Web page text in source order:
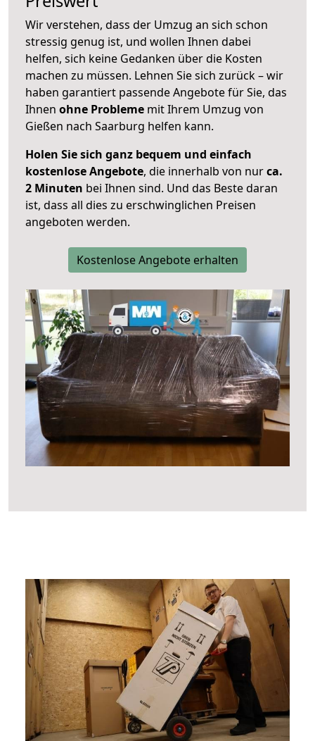
Wir verstehen, dass der Umzug an sich schon
stressig genug ist, und wollen Ihnen dabei
helfen, sich keine Gedanken über die Kosten
machen zu müssen. Lehnen Sie sich zurück – wir
haben garantiert passende Angebote für Sie, das
Ihnen ohne Probleme mit Ihrem Umzug von
Gießen nach Saarburg helfen kann.
Holen Sie sich ganz bequem und einfach
kostenlose Angebote, die innerhalb von nurca.
2 Minuten bei Ihnen sind. Und das Beste daran
ist, dass all dies zu erschwinglichen Preisen
angeboten werden.
Kostenlose Angebote erhalten